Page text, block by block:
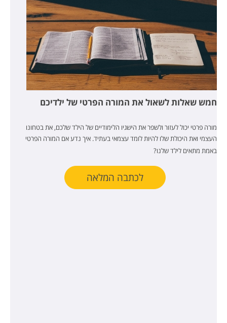
חמש שאלות לשאול את המורה הפרטי של ילדיכם
מורה פרטי יכול לעזור ולשפר את הישגיו הלימודיים של הילד שלכם, את בטחונו
העצמי ואת היכולת שלו להיות לומד עצמאי בעתיד. איך נדע אם המורה הפרטי
באמת מתאים לילד שלנו?
לכתבה המלאה